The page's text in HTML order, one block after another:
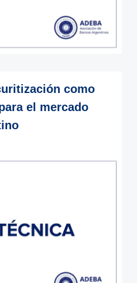
como
el mercado